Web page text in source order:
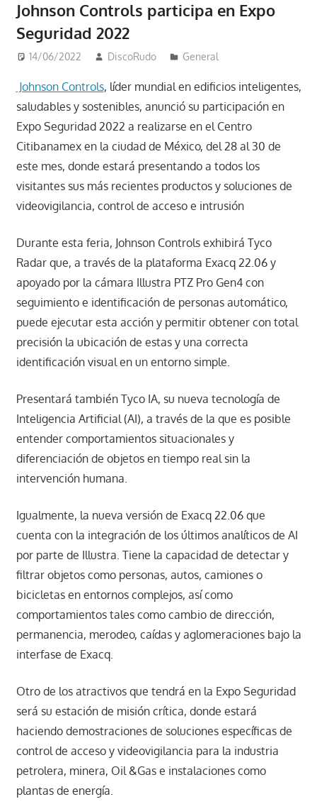
Johnson Controls participa en Expo
Seguridad 2022
14/06/2022 DiscoRudo General
Johnson Controls, líder mundial en edificios inteligentes,
saludables y sostenibles, anunció su participación en
Expo Seguridad 2022 a realizarse en el Centro
Citibanamex en la ciudad de México, del 28 al 30 de
este mes, donde estará presentando a todos los
visitantes sus más recientes productos y soluciones de
videovigilancia, control de acceso e intrusión
Durante esta feria, Johnson Controls exhibirá Tyco
Radar que, a través de la plataforma Exacq 22.06 y
apoyado por la cámara Illustra PTZ Pro Gen4 con
seguimiento e identificación de personas automático,
puede ejecutar esta acción y permitir obtener con total
precisión la ubicación de estas y una correcta
identificación visual en un entorno simple.
Presentará también Tyco IA, su nueva tecnología de
Inteligencia Artificial (AI), a través de la que es posible
entender comportamientos situacionales y
diferenciación de objetos en tiempo real sin la
intervención humana.
Igualmente, la nueva versión de Exacq 22.06 que
cuenta con la integración de los últimos analíticos de AI
por parte de Illustra. Tiene la capacidad de detectar y
filtrar objetos como personas, autos, camiones o
bicicletas en entornos complejos, así como
comportamientos tales como cambio de dirección,
permanencia, merodeo, caídas y aglomeraciones bajo la
interfase de Exacq.
Otro de los atractivos que tendrá en la Expo Seguridad
será su estación de misión crítica, donde estará
haciendo demostraciones de soluciones específicas de
control de acceso y videovigilancia para la industria
petrolera, minera, Oil &Gas e instalaciones como
plantas de energía.